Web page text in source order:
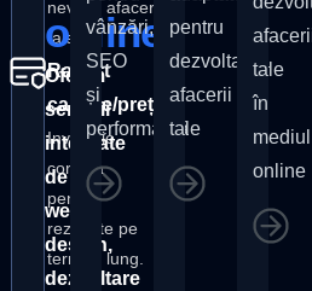
nevoile afacerii
tale.
Raport
calitate/preț
Investiție
corectă
pentru
rezultate pe
termen lung.
online
Oferim
servicii
integrate
de
web
design,
dezvoltare
vânzări,
SEO
și
performanță
pentru
dezvoltarea
afacerii
tale
tale
în
mediul
online